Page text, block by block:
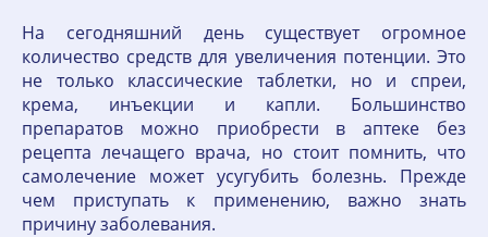
На сегодняшний день существует огромное
количество средств для увеличения потенции. Это
не только классические таблетки, но и спреи,
крема, инъекции и капли. Большинство
препаратов можно приобрести в аптеке без
рецепта лечащего врача, но стоит помнить, что
самолечение может усугубить болезнь. Прежде
чем приступать к применению, важно знать
причину заболевания.